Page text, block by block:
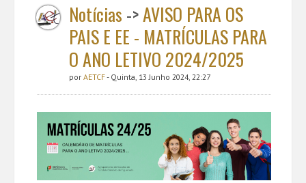
Media AETCF
Legislação
Utilizador não identificado. ( Entrar)
Notícias ->AVISO PARA OS
PAIS E EE - MATRÍCULAS PARA
O ANO LETIVO 2024/2025
por AETCF- Quinta, 13 Junho 2024, 22:27